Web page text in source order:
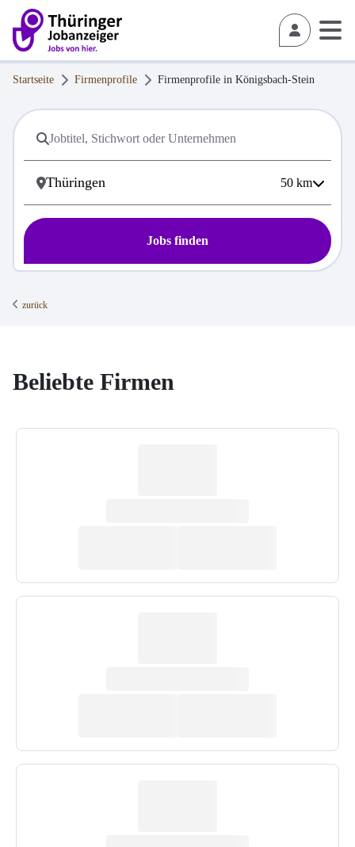
Startseite Firmenprofile Firmenprofile in Königsbach-Stein
50 km
Jobs finden
zurück
Beliebte Firmen